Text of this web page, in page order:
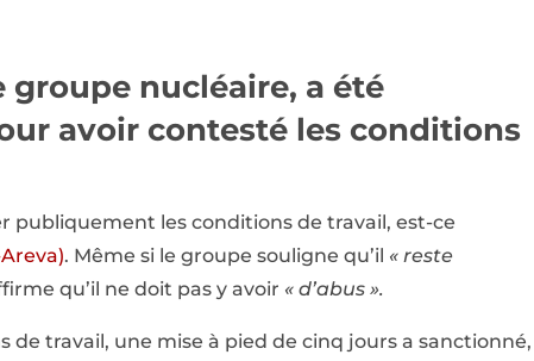
groupe nucléaire, a été
avoir contesté les conditions
publiquement les conditions de travail, est-ce
. Même si le groupe souligne qu’il « reste
qu’il ne doit pas y avoir « d’abus ».
de travail, une mise à pied de cinq jours a sanctionné,